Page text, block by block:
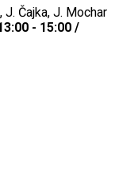
J. Čajka, J. Mochar
- 15:00 /